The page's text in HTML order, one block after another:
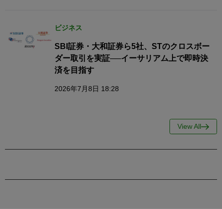
ビジネス
SBI証券・大和証券ら5社、STのクロスボー
ダー取引を実証──イーサリアム上で即時決
済を目指す
2026年7月8日 18:28
View All